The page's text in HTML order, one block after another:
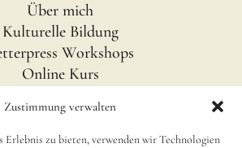
Zustimmung verwalten
zu bieten, verwenden wir Technologien
Über mich
Kulturelle Bildung
Workshops
Online Kurs
INFOS